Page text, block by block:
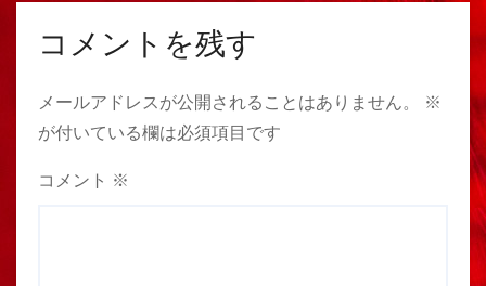
コメントを残す
メールアドレスが公開されることはありません。
※
が付いている欄は必須項目です
コメント ※